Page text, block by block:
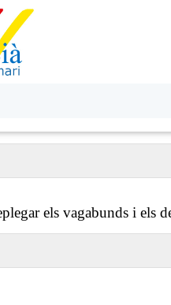
els vagabunds i els